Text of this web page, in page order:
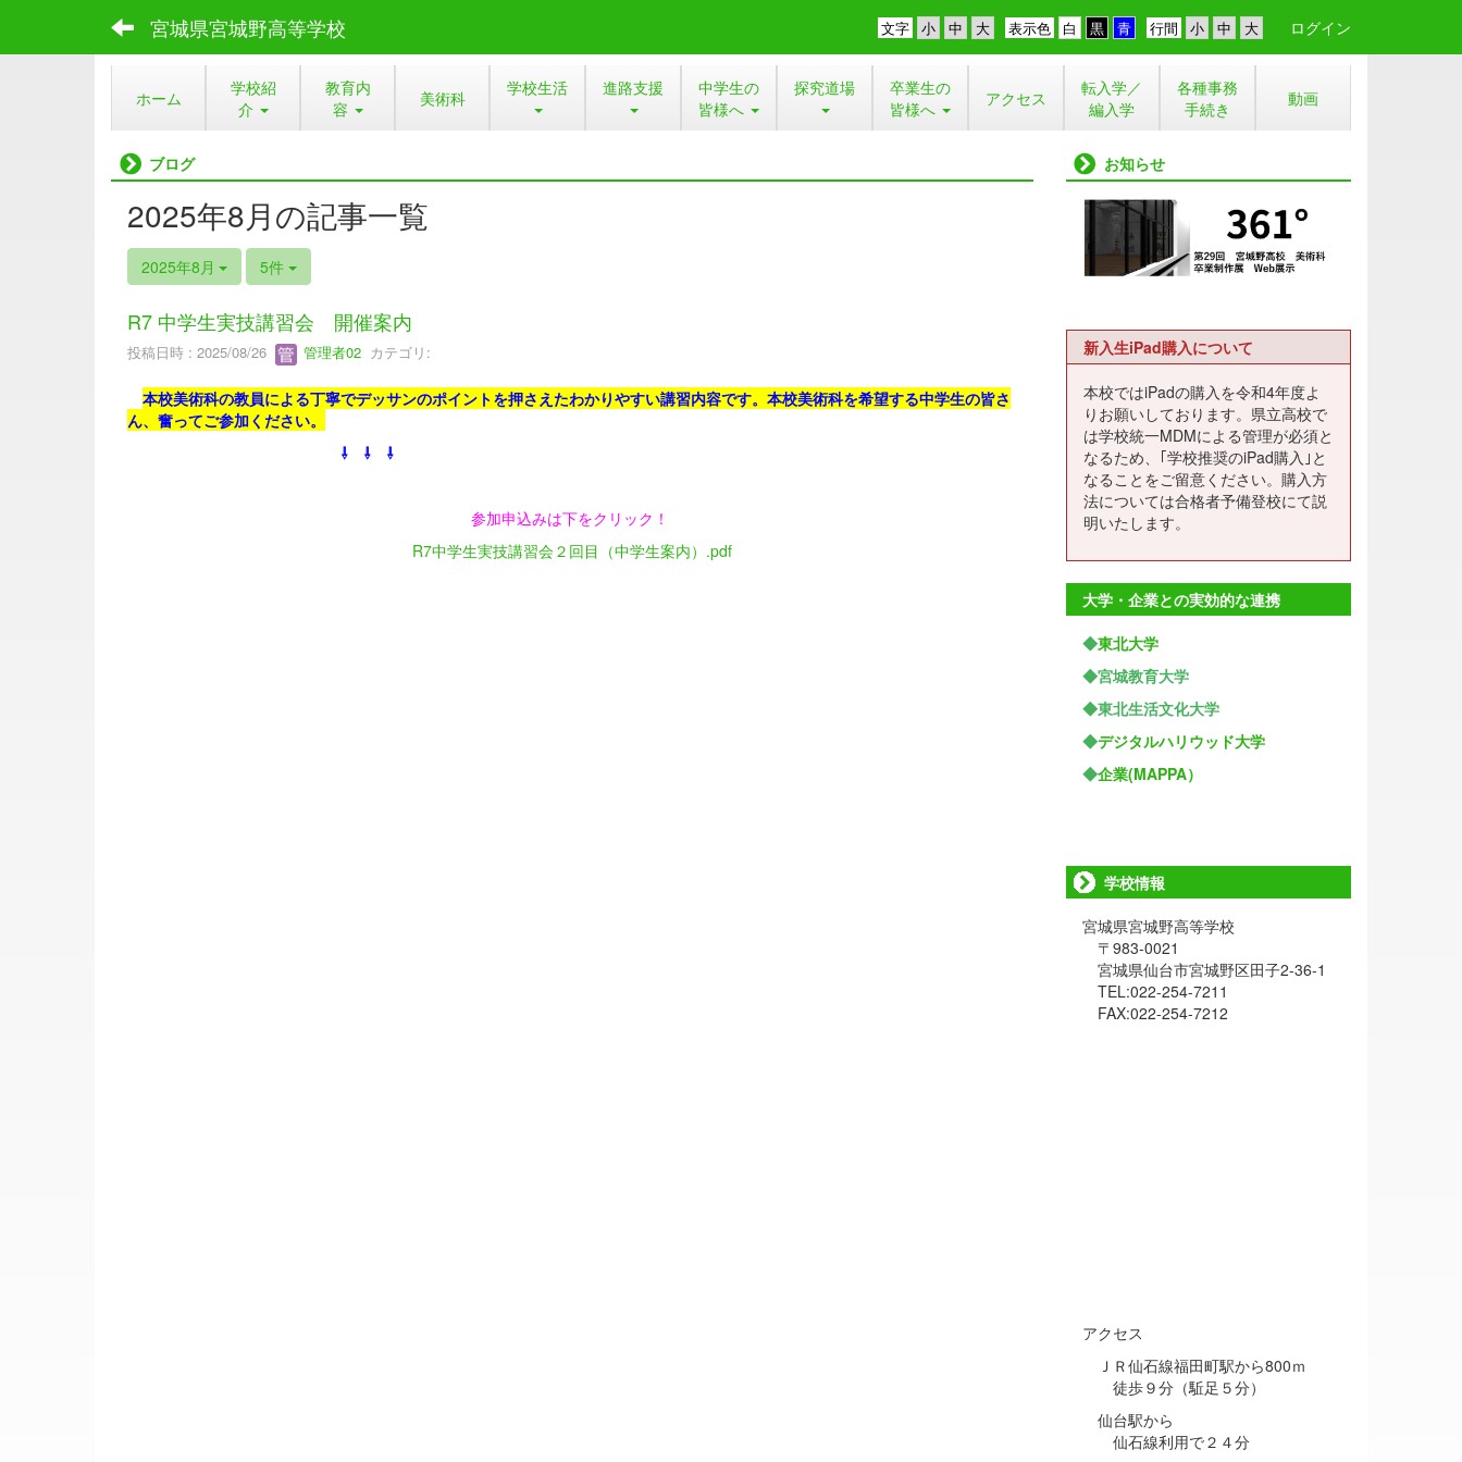
宮城県宮城野高等学校 行間
表示色
文字 ログイン
ホーム
学校紹
介
教育内
容
美術科 学校生活 進路支援
中学生の
皆様へ
探究道場
卒業生の
皆様へ
アクセス
転入学／
編入学
各種事務
手続き
動画
ブログ
2025年8月の記事一覧
2025年8月 5件
R7 中学生実技講習会 開催案内
投稿日時 : 2025/08/26 管理者02 カテゴリ:
本校美術科の教員による丁寧でデッサンのポイントを押さえたわかりやすい講習内容です。本校美術科を希望する中学生の皆さ
ん、奮ってご参加ください。
⇩ ⇩ ⇩
参加申込みは下をクリック！
R7中学生実技講習会２回目（中学生案内）.pdf
お知らせ
新入生iPad購入について
本校ではiPadの購入を令和4年度よ
りお願いしております。県立高校で
は学校統一MDMによる管理が必須と
なるため、｢学校推奨のiPad購入｣と
なることをご留意ください。購入方
法については合格者予備登校にて説
明いたします。
大学・企業との実効的な連携
◆東北大学
◆宮城教育大学
◆東北生活文化大学
◆デジタルハリウッド大学
◆企業(MAPPA）
学校情報
宮城県宮城野高等学校
〒983-0021
宮城県仙台市宮城野区田子2-36-1
TEL:022-254-7211
FAX:022-254-7212
アクセス
ＪＲ仙石線福田町駅から800ｍ
徒歩９分（駈足５分）
仙台駅から
仙石線利用で２４分